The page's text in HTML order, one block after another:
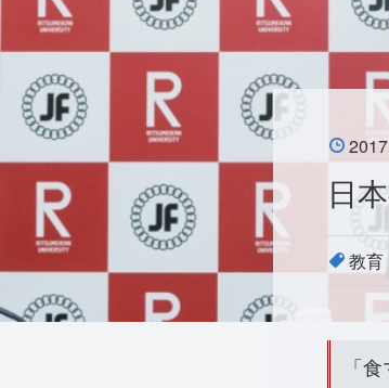
日
教育
「